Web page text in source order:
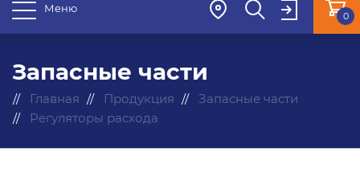
Меню
0
Запасные части
Главная Продукция
Запасные части
Регуляторы расхода